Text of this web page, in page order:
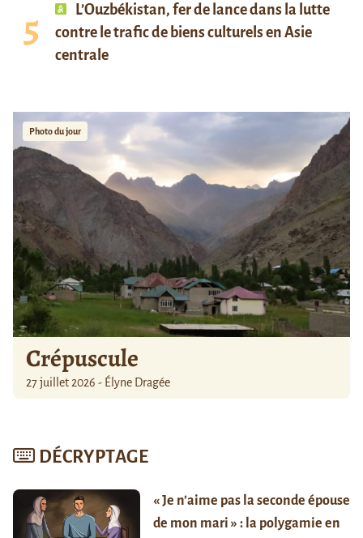
L’Ouzbékistan, fer de lance dans la lutte
contre le trafic de biens culturels en Asie
centrale
Photo du jour
Crépuscule
27 juillet 2026 - Élyne Dragée
DÉCRYPTAGE
« Je n’aime pas la seconde épouse
de mon mari » : la polygamie en